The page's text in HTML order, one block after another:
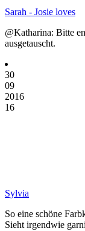
Sarah - Josie loves
@Katharina: Bitte
ausgetauscht.
30
09
2016
16
Sylvia
So eine schöne
Sieht irgendwie